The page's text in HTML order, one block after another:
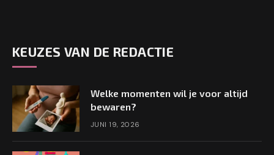
KEUZES VAN DE REDACTIE
Welke momenten wil je voor altijd
bewaren?
JUNI 19, 2026